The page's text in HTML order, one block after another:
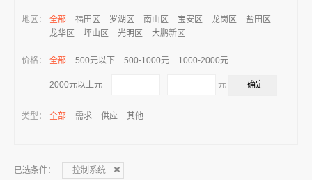
地区： 全部 福田区 罗湖区 南山区 宝安区 龙岗区
盐田区
龙华区
坪山区 光明区 大鹏新区
价格： 全部 500元以下 500-1000元 1000-2000元
2000元以上元 - 元
类型： 全部 需求 供应 其他
已选条件： 控制系统